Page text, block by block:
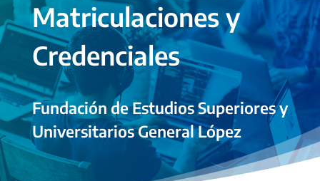
Matriculaciones y
Credenciales
Fundación de Estudios Superiores y
Universitarios General López